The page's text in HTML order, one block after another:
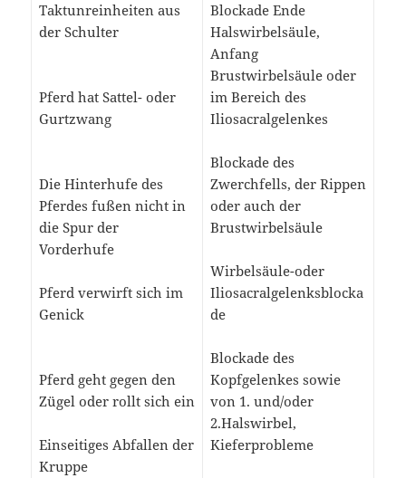
Taktunreinheiten aus
der Schulter
Pferd hat Sattel- oder
Gurtzwang
Die Hinterhufe des
Pferdes fußen nicht in
die Spur der
Vorderhufe
Pferd verwirft sich im
Genick
Pferd geht gegen den
Zügel oder rollt sich ein
Einseitiges Abfallen der
Kruppe
Blockade Ende
Halswirbelsäule,
Anfang
Brustwirbelsäule oder
im Bereich des
Iliosacralgelenkes
Blockade des
Zwerchfells, der Rippen
oder auch der
Brustwirbelsäule
Wirbelsäule-oder
Iliosacralgelenksblocka
de
Blockade des
Kopfgelenkes sowie
von 1. und/oder
2.Halswirbel,
Kieferprobleme